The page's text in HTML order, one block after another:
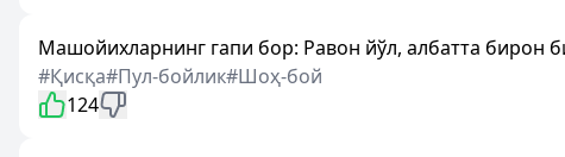
Машойихларнинг гапи бор: Равон йўл, албатта бирон
#Қисқа#Пул-бойлик#Шоҳ-бой
124